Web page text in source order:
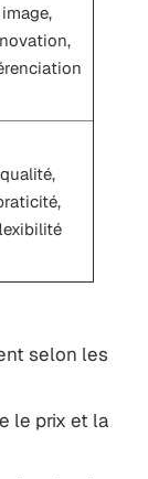
image,
qualité,
selon les
le prix et la